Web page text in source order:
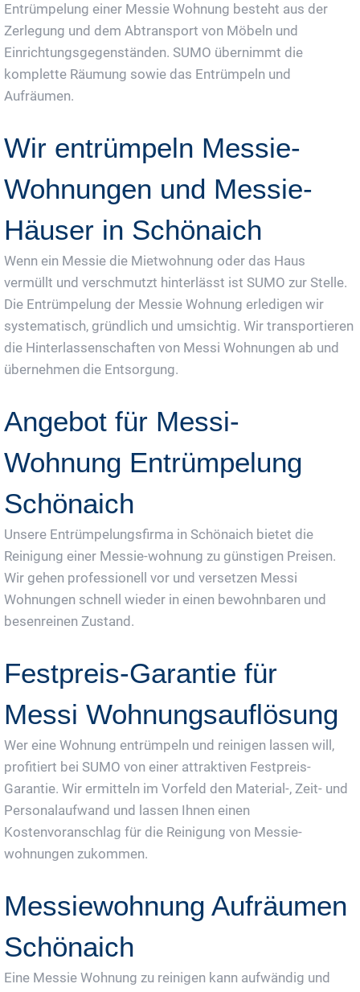
Entrümpelung einer Messie Wohnung besteht aus der
Zerlegung und dem Abtransport von Möbeln und
Einrichtungsgegenständen. SUMO übernimmt die
komplette Räumung sowie das Entrümpeln und
Aufräumen.
Wir entrümpeln Messie-
Wohnungen und Messie-
Häuser in Schönaich
Wenn ein Messie die Mietwohnung oder das Haus
vermüllt und verschmutzt hinterlässt ist SUMO zur Stelle.
Die Entrümpelung der Messie Wohnung erledigen wir
systematisch, gründlich und umsichtig. Wir transportieren
die Hinterlassenschaften von Messi Wohnungen ab und
übernehmen die Entsorgung.
Angebot für Messi-
Wohnung Entrümpelung
Schönaich
Unsere Entrümpelungsfirma in Schönaich bietet die
Reinigung einer Messie-wohnung zu günstigen Preisen.
Wir gehen professionell vor und versetzen Messi
Wohnungen schnell wieder in einen bewohnbaren und
besenreinen Zustand.
Festpreis-Garantie für
Messi Wohnungsauflösung
Wer eine Wohnung entrümpeln und reinigen lassen will,
profitiert bei SUMO von einer attraktiven Festpreis-
Garantie. Wir ermitteln im Vorfeld den Material-, Zeit- und
Personalaufwand und lassen Ihnen einen
Kostenvoranschlag für die Reinigung von Messie-
wohnungen zukommen.
Messiewohnung Aufräumen
Schönaich
Eine Messie Wohnung zu reinigen kann aufwändig und